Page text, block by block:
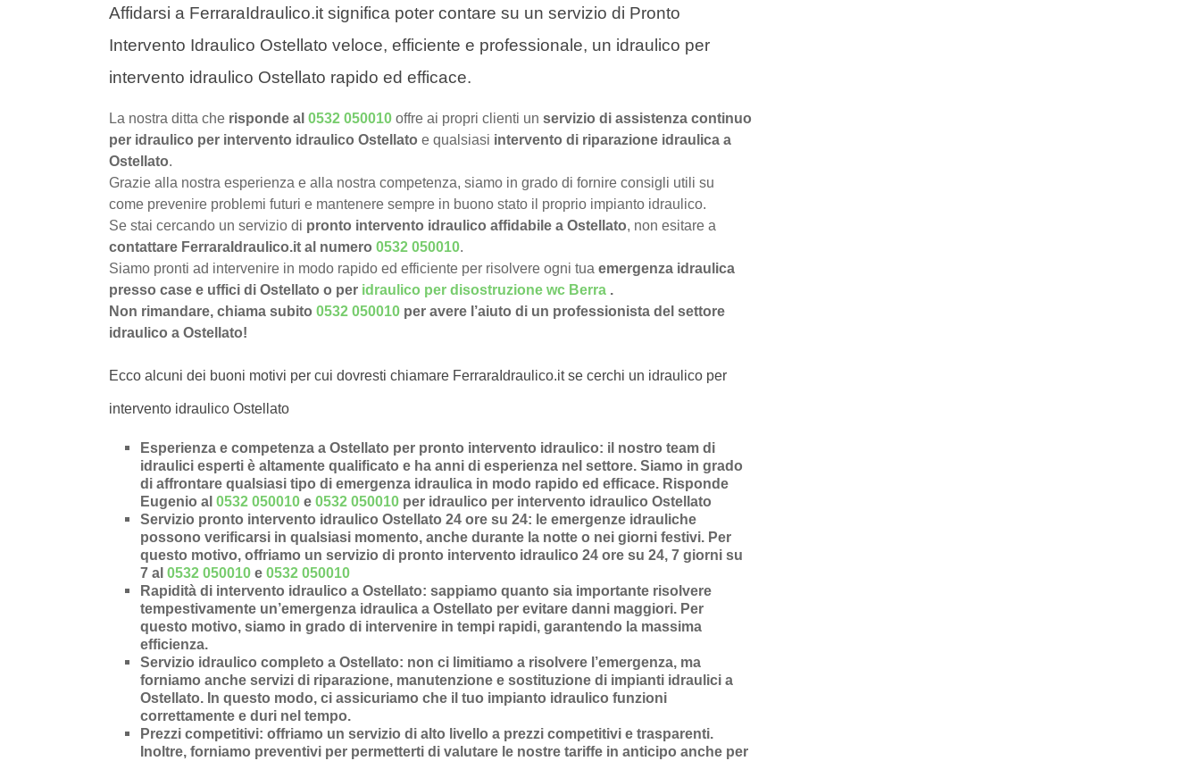
Affidarsi a FerraraIdraulico.it significa poter contare su un servizio di Pronto
Intervento Idraulico Ostellato veloce, efficiente e professionale, un idraulico per
intervento idraulico Ostellato rapido ed efficace.
La nostra ditta che risponde al 0532 050010 offre ai propri clienti un servizio di assistenza continuo
per idraulico per intervento idraulico Ostellato e qualsiasi intervento di riparazione idraulica a
Ostellato.
Grazie alla nostra esperienza e alla nostra competenza, siamo in grado di fornire consigli utili su
come prevenire problemi futuri e mantenere sempre in buono stato il proprio impianto idraulico.
Se stai cercando un servizio di pronto intervento idraulico affidabile a Ostellato, non esitare a
contattare FerraraIdraulico.it al numero 0532 050010.
Siamo pronti ad intervenire in modo rapido ed efficiente per risolvere ogni tua emergenza idraulica
presso case e uffici di Ostellato o per idraulico per disostruzione wc Berra .
Non rimandare, chiama subito 0532 050010 per avere l’aiuto di un professionista del settore
idraulico a Ostellato!
Ecco alcuni dei buoni motivi per cui dovresti chiamare FerraraIdraulico.it se cerchi un idraulico per
intervento idraulico Ostellato
Esperienza e competenza a Ostellato per pronto intervento idraulico: il nostro team di
idraulici esperti è altamente qualificato e ha anni di esperienza nel settore. Siamo in grado
di affrontare qualsiasi tipo di emergenza idraulica in modo rapido ed efficace. Risponde
Eugenio al 0532 050010 e 0532 050010 per idraulico per intervento idraulico Ostellato
Servizio pronto intervento idraulico Ostellato 24 ore su 24: le emergenze idrauliche
possono verificarsi in qualsiasi momento, anche durante la notte o nei giorni festivi. Per
questo motivo, offriamo un servizio di pronto intervento idraulico 24 ore su 24, 7 giorni su
7 al 0532 050010 e 0532 050010
Rapidità di intervento idraulico a Ostellato: sappiamo quanto sia importante risolvere
tempestivamente un’emergenza idraulica a Ostellato per evitare danni maggiori. Per
questo motivo, siamo in grado di intervenire in tempi rapidi, garantendo la massima
efficienza.
Servizio idraulico completo a Ostellato: non ci limitiamo a risolvere l’emergenza, ma
forniamo anche servizi di riparazione, manutenzione e sostituzione di impianti idraulici a
Ostellato. In questo modo, ci assicuriamo che il tuo impianto idraulico funzioni
correttamente e duri nel tempo.
Prezzi competitivi: offriamo un servizio di alto livello a prezzi competitivi e trasparenti.
Inoltre, forniamo preventivi per permetterti di valutare le nostre tariffe in anticipo anche per